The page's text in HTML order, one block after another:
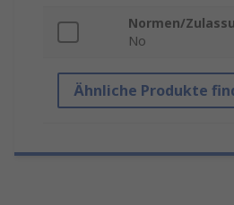
Normen/
No
Ähnliche Produkte